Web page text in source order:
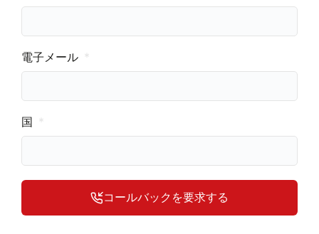
電子メール
国
コールバックを要求する